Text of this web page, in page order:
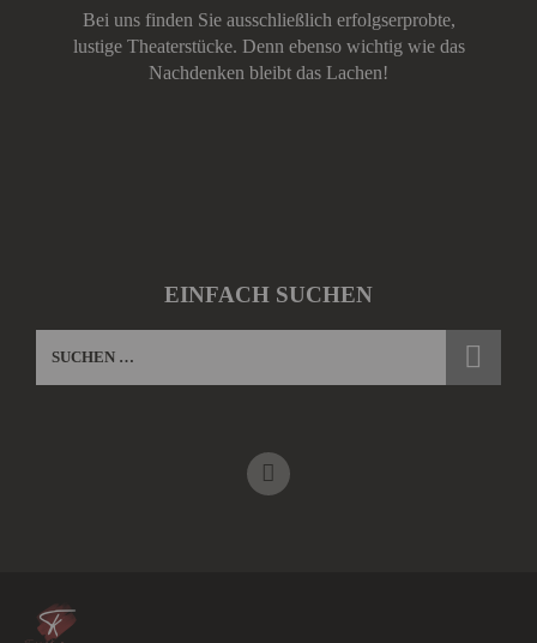
Bei uns finden Sie ausschließlich erfolgserprobte,
lustige Theaterstücke. Denn ebenso wichtig wie das
Nachdenken bleibt das Lachen!
EINFACH SUCHEN